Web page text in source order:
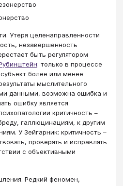
Утеря целенаправленности
незавершенность
быть регулятором
: только в процессе
более или менее
мыслительного
данными, возможна ошибка и
ошибку является
критичность –
галлюцинациям, к другим
У Зейгарник: критичность –
проверять и исправлять
с объективными
Редкий феномен,